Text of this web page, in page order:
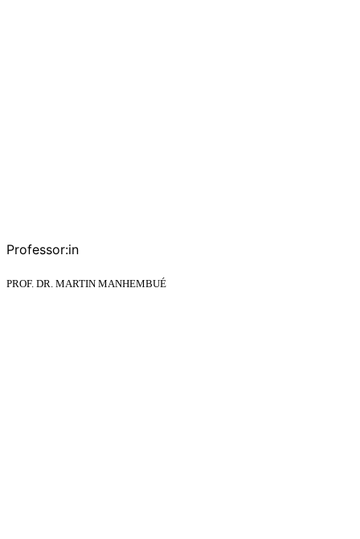
Professor:in
PROF. DR. MARTIN MANHEMBUÉ